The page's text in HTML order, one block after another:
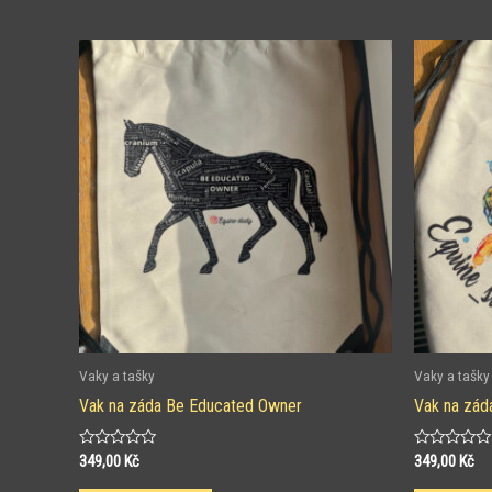
Vaky a tašky
Vak na záda Be Educated Owner
Hodnocení
z
349,00 Kč
Vaky a tašky
Vak na
Hodnocení
z
349,00 Kč